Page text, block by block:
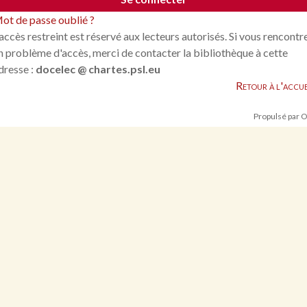
de passe oublié ?
restreint est réservé aux lecteurs autorisés. Si vous
problème d'accès, merci de contacter la bibliothèque à cette
: docelec @ chartes.psl.eu
Retour à
Propulsé par